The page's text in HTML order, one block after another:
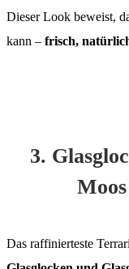
Dieser Look beweist,
kann – frisch,
3.
Das raffinierteste